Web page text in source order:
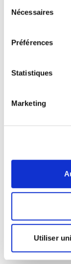
Nécessaires
Préférences
Statistiques
Marketing
Utiliser